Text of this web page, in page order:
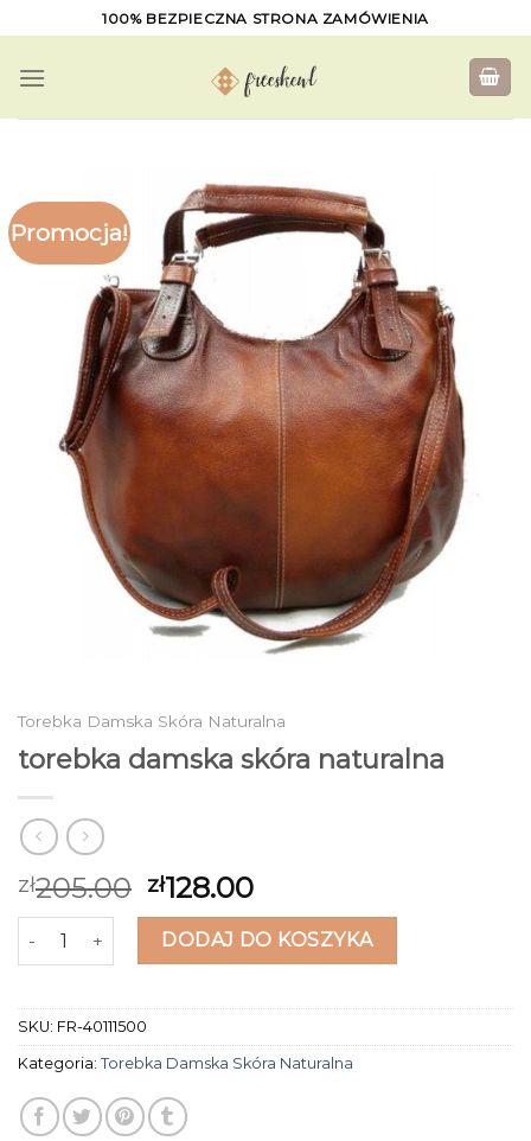
to
content
100% BEZPIECZNA STRONA ZAMÓWIENIA
Promocja!
Torebka Damska Skóra Naturalna
torebka damska skóra naturalna
zł205.00 zł128.00
ilość torebka damska skóra naturalna
DODAJ DO KOSZYKA
SKU: FR-40111500
Kategoria: Torebka Damska Skóra Naturalna